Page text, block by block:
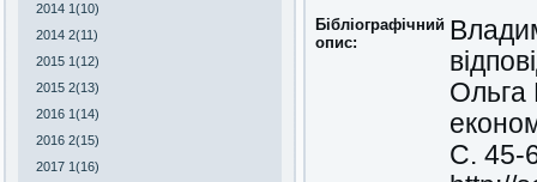
2014 1(10)
2014 2(11)
2015 1(12)
2015 2(13)
2016 1(14)
2016 2(15)
2017 1(16)
Бібліографічний
опис:
Ольга
С. 45-